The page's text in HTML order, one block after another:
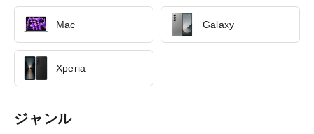
Mac Galaxy
Xperia
ジャンル